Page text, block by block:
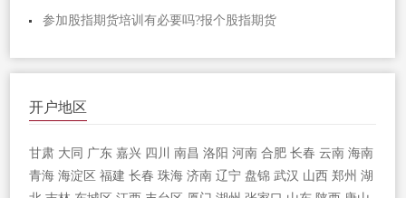
参加股指期货培训有必要吗?报个股指期货
开户地区
甘肃 大同 广东 嘉兴 四川 南昌 洛阳 河南 合肥 长春 云南 海南
青海 海淀区 福建 长春 珠海 济南 辽宁 盘锦 武汉 山西 郑州 湖